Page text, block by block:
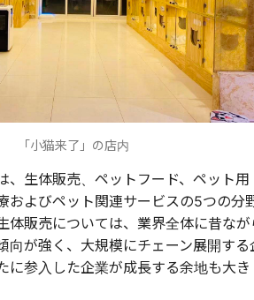
「小猫来了」の店内
、生体販売、ペットフード、ペット用
およびペット関連サービスの5つの分
体販売については、業界全体に昔なが
向が強く、大規模にチェーン展開する
に参入した企業が成長する余地も大き